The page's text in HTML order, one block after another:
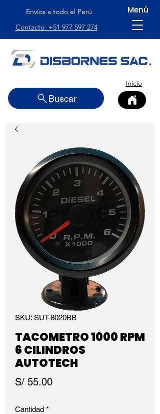
Envíos a todo el Perú
Contacto +51 977 597 274
Menú
Inicio
Buscar
SKU: SUT-8020BB
TACOMETRO 1000 RPM
6 CILINDROS
AUTOTECH
S/ 55.00Precio
Cantidad *